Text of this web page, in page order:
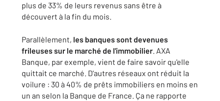
plus de 33% de leurs revenus sans être à
découvert à la fin du mois.
Parallèlement, les banques sont devenues
frileuses sur le marché de l'immobilier. AXA
Banque, par exemple, vient de faire savoir qu'elle
quittait ce marché. D'autres réseaux ont réduit la
voilure : 30 à 40% de prêts immobiliers en moins en
un an selon la Banque de France. Ça ne rapporte